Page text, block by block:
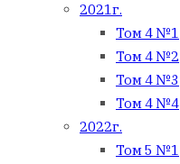
2021г.
Том 4 №1
Том 4 №2
Том 4 №3
Том 4 №4
2022г.
Том 5 №1